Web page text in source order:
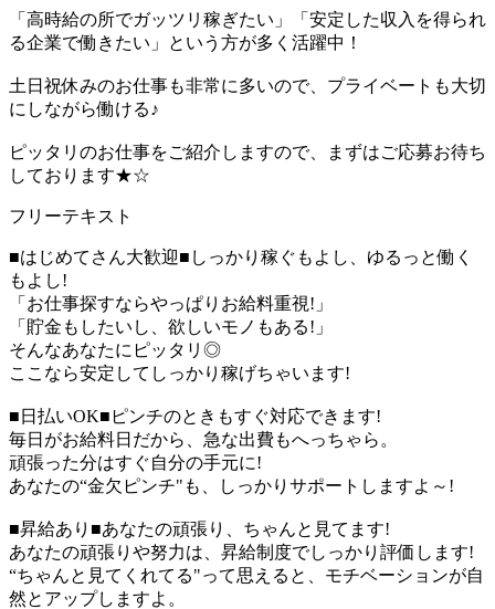
「高時給の所でガッツリ稼ぎたい」「安定した収入を得られ
る企業で働きたい」という方が多く活躍中！
土日祝休みのお仕事も非常に多いので、プライベートも大切
にしながら働ける♪
ピッタリのお仕事をご紹介しますので、まずはご応募お待ち
しております★☆
フリーテキスト
■はじめてさん大歓迎■しっかり稼ぐもよし、ゆるっと働く
もよし!
「お仕事探すならやっぱりお給料重視!」
「貯金もしたいし、欲しいモノもある!」
そんなあなたにピッタリ◎
ここなら安定してしっかり稼げちゃいます!
■日払いOK■ピンチのときもすぐ対応できます!
毎日がお給料日だから、急な出費もへっちゃら。
頑張った分はすぐ自分の手元に!
あなたの“金欠ピンチ"も、しっかりサポートしますよ～!
■昇給あり■あなたの頑張り、ちゃんと見てます!
あなたの頑張りや努力は、昇給制度でしっかり評価します!
“ちゃんと見てくれてる"って思えると、モチベーションが自
然とアップしますよ。